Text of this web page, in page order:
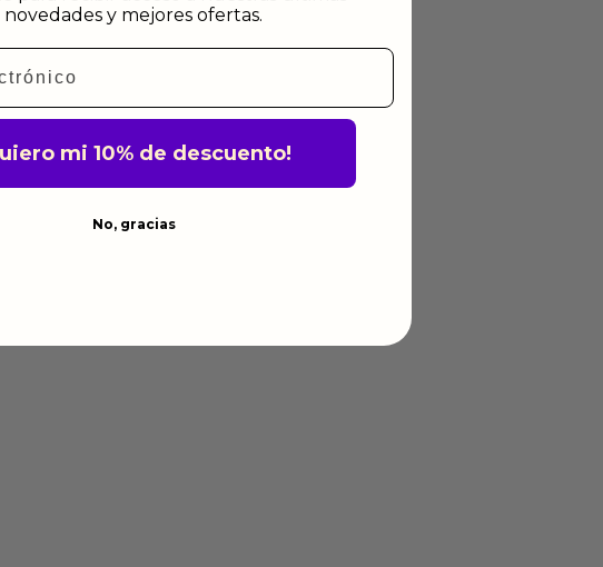
novedades y mejores ofertas.
mi 10% de descuento!
No, gracias